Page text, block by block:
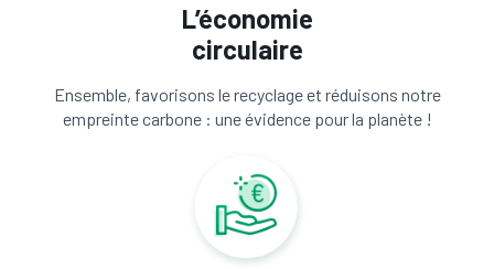
L’économie
circulaire
Ensemble, favorisons le recyclage et réduisons notre
empreinte carbone : une évidence pour la planète !